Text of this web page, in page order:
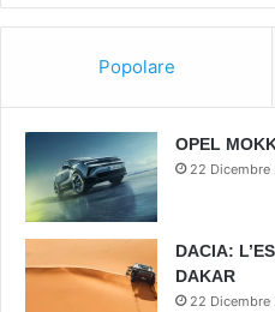
Popolare
OPEL
22 Dicembre
DACIA:
DAKAR
22 Dicembre